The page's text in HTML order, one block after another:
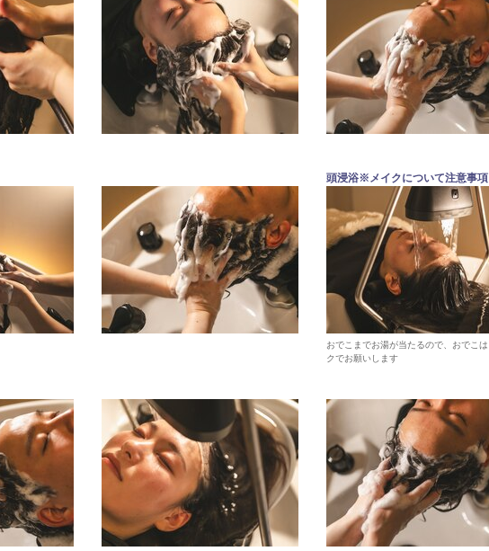
頭浸浴※メイクについて注意事項
おでこまでお湯が当たるので、おでこ
クでお願いします